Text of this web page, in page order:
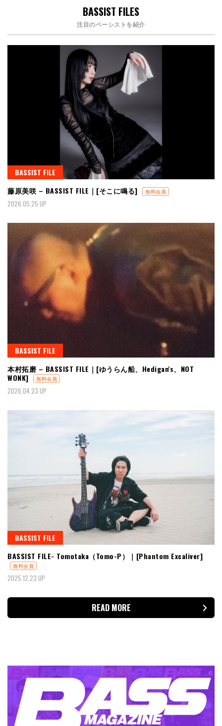
BASSIST FILES
注目のベーシストを紹介
BASSIST FILE
藤原美咲 – BASSIST FILE｜[そこに鳴る]
無料会員
2026.05.25 UP
BASSIST FILE
本村拓磨 – BASSIST FILE｜[ゆうらん船、Hedigan's、NOT
WONK]
無料会員
2026.04.23 UP
BASSIST FILE
BASSIST FILE- Tomotaka（Tomo-P）｜[Phantom Excaliver]
無料会員
2025.12.23 UP
READ MORE